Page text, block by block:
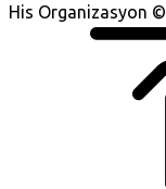
His Organizasyon ©